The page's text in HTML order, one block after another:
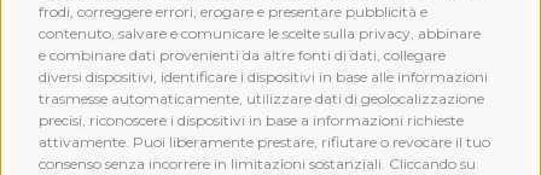
frodi, correggere errori, erogare e presentare pubblicità e
contenuto, salvare e comunicare le scelte sulla privacy, abbinare
e combinare dati provenienti da altre fonti di dati, collegare
diversi dispositivi, identificare i dispositivi in base alle informazioni
trasmesse automaticamente, utilizzare dati di geolocalizzazione
precisi, riconoscere i dispositivi in base a informazioni richieste
attivamente. Puoi liberamente prestare, rifiutare o revocare il tuo
consenso senza incorrere in limitazioni sostanziali. Cliccando su
MEMBERSHIP